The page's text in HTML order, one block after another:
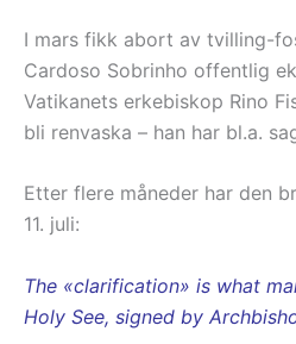
I mars fikk abort av tvilling-
Cardoso Sobrinho offentlig
Vatikanets erkebiskop Rino
bli renvaska – han har bl.a.
Etter flere måneder har den
11. juli:
The «clarification» is what
Holy See, signed by